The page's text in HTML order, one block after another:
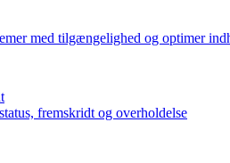
med tilgængelighed og optimer
fremskridt og overholdelse